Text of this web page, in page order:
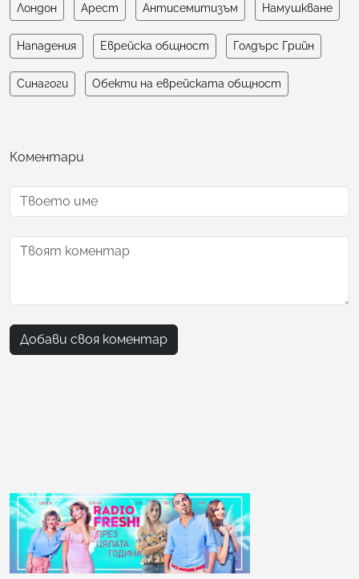
Лондон Арест Антисемитизъм Намушкване
Нападения Еврейска общност Голдърс Грийн
Синагоги Обекти на еврейската общност
Коментари
Добави своя коментар